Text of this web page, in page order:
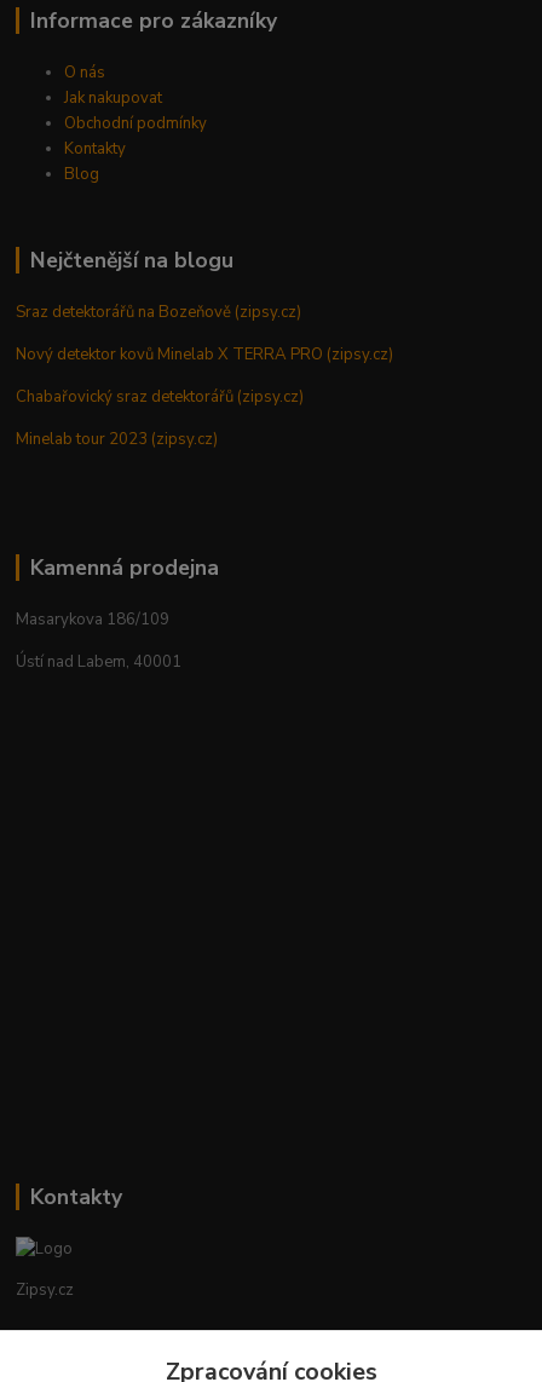
Informace pro zákazníky
O nás
Jak nakupovat
Obchodní podmínky
Kontakty
Blog
Nejčtenější na blogu
Sraz detektorářů na Bozeňově (zipsy.cz)
Nový detektor kovů Minelab X TERRA PRO (zipsy.cz)
Chabařovický sraz detektorářů (zipsy.cz)
Minelab tour 2023 (zipsy.cz)
Kamenná prodejna
Masarykova 186/109
Ústí nad Labem, 40001
Kontakty
Zipsy.cz
+420774877333
Zpracování cookies